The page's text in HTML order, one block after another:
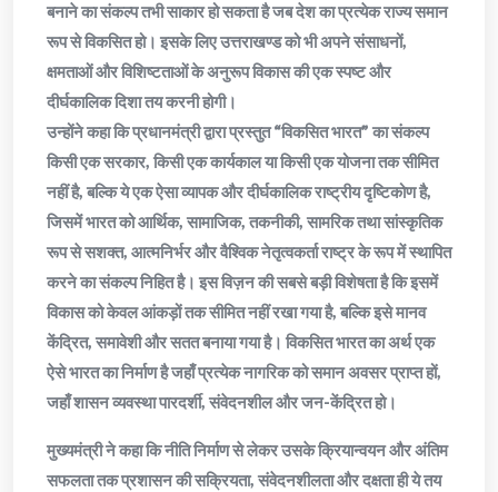
बनाने का संकल्प तभी साकार हो सकता है जब देश का प्रत्येक राज्य समान
रूप से विकसित हो। इसके लिए उत्तराखण्ड को भी अपने संसाधनों,
क्षमताओं और विशिष्टताओं के अनुरूप विकास की एक स्पष्ट और
दीर्घकालिक दिशा तय करनी होगी।
उन्होंने कहा कि प्रधानमंत्री द्वारा प्रस्तुत “विकसित भारत” का संकल्प
किसी एक सरकार, किसी एक कार्यकाल या किसी एक योजना तक सीमित
नहीं है, बल्कि ये एक ऐसा व्यापक और दीर्घकालिक राष्ट्रीय दृष्टिकोण है,
जिसमें भारत को आर्थिक, सामाजिक, तकनीकी, सामरिक तथा सांस्कृतिक
रूप से सशक्त, आत्मनिर्भर और वैश्विक नेतृत्वकर्ता राष्ट्र के रूप में स्थापित
करने का संकल्प निहित है। इस विज़न की सबसे बड़ी विशेषता है कि इसमें
विकास को केवल आंकड़ों तक सीमित नहीं रखा गया है, बल्कि इसे मानव
केंद्रित, समावेशी और सतत बनाया गया है। विकसित भारत का अर्थ एक
ऐसे भारत का निर्माण है जहाँ प्रत्येक नागरिक को समान अवसर प्राप्त हों,
जहाँ शासन व्यवस्था पारदर्शी, संवेदनशील और जन-केंद्रित हो।
मुख्यमंत्री ने कहा कि नीति निर्माण से लेकर उसके क्रियान्वयन और अंतिम
सफलता तक प्रशासन की सक्रियता, संवेदनशीलता और दक्षता ही ये तय